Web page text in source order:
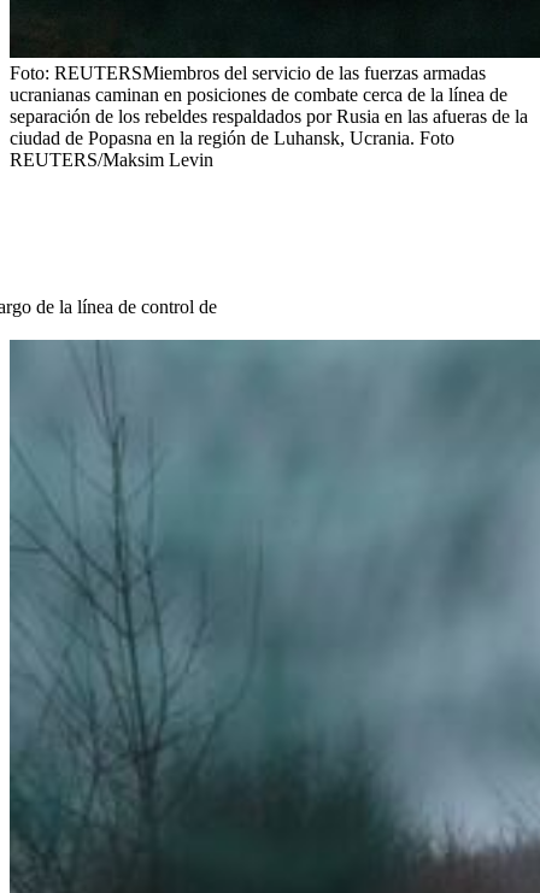
Foto: REUTERSMiembros del servicio de las fuerzas armadas
ucranianas caminan en posiciones de combate cerca de la línea de
separación de los rebeldes respaldados por Rusia en las afueras de la
ciudad de Popasna en la región de Luhansk, Ucrania. Foto
REUTERS/Maksim Levin
de la línea de control de